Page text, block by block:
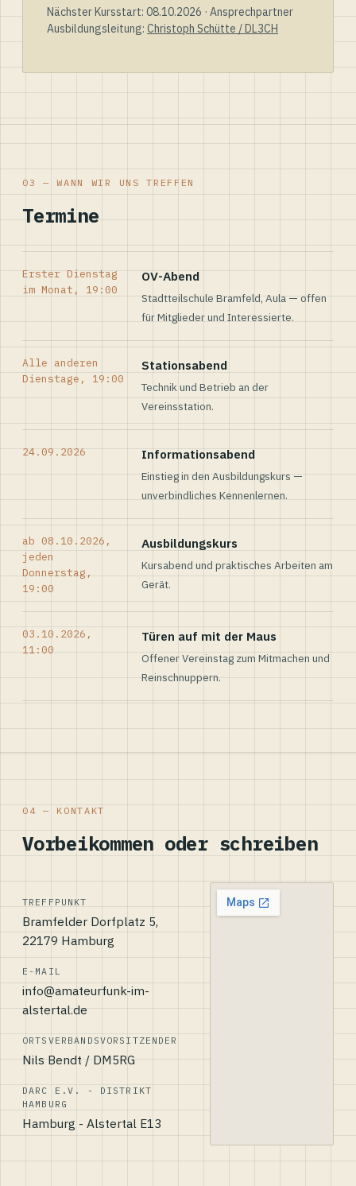
Nächster Kursstart: 08.10.2026 · Ansprechpartner
Ausbildungsleitung: Christoph Schütte / DL3CH
03 — WANN WIR UNS TREFFEN
Termine
Erster Dienstag
im Monat, 19:00
OV-Abend
Stadtteilschule Bramfeld, Aula — offen
für Mitglieder und Interessierte.
Alle anderen
Dienstage, 19:00
Stationsabend
Technik und Betrieb an der
Vereinsstation.
24.09.2026 Informationsabend
Einstieg in den Ausbildungskurs —
unverbindliches Kennenlernen.
ab 08.10.2026,
jeden
Donnerstag,
19:00
Ausbildungskurs
Kursabend und praktisches Arbeiten am
Gerät.
03.10.2026,
11:00
Türen auf mit der Maus
Offener Vereinstag zum Mitmachen und
Reinschnuppern.
04 — KONTAKT
Vorbeikommen oder schreiben
TREFFPUNKT
Bramfelder Dorfplatz 5,
22179 Hamburg
E-MAIL
info@amateurfunk-im-
alstertal.de
ORTSVERBANDSVORSITZENDER
Nils Bendt / DM5RG
DARC E.V. - DISTRIKT
HAMBURG
Hamburg - Alstertal E13